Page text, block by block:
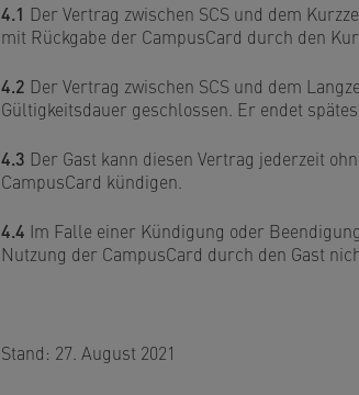
4.1 Der Vertrag zwischen SCS und dem
mit Rückgabe der CampusCard durch den
4.2 Der Vertrag zwischen SCS und dem
Gültigkeitsdauer geschlossen. Er endet
4.3 Der Gast kann diesen Vertrag jederzeit
CampusCard kündigen.
4.4 Im Falle einer Kündigung oder
Nutzung der CampusCard durch den Gast
Stand: 27. August 2021